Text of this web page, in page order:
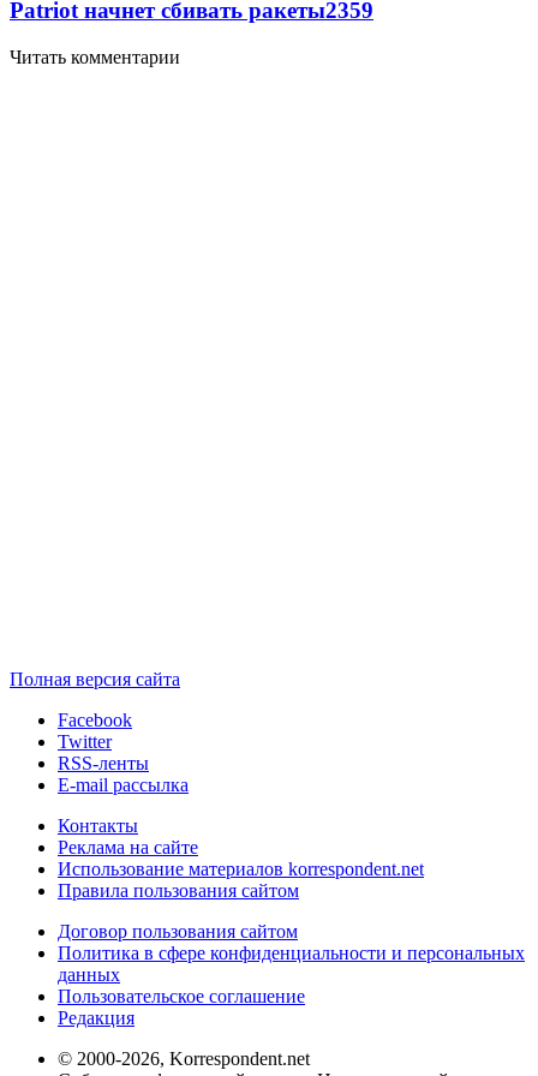
Patriot начнет сбивать ракеты2359
Читать комментарии
Полная версия сайта
Facebook
Twitter
RSS-ленты
E-mail рассылка
Контакты
Реклама на сайте
Использование материалов korrespondent.net
Правила пользования сайтом
Договор пользования сайтом
Политика в сфере конфиденциальности и персональных
данных
Пользовательское соглашение
Редакция
© 2000-2026, Korrespondent.net